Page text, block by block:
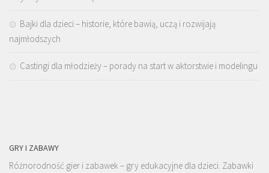
Bajki dla dzieci – historie, które bawią, uczą i rozwijają
najmłodszych
Castingi dla młodzieży – porady na start w aktorstwie i modelingu
GRY I ZABAWY
Różnorodność gier i zabawek – gry edukacyjne dla dzieci. Zabawki